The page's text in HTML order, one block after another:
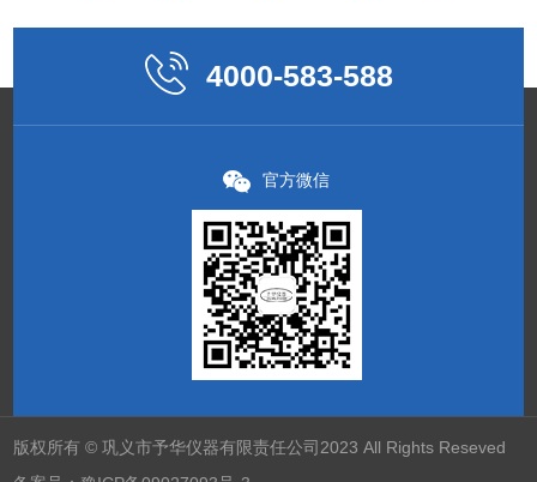
4000-583-588
官方微信
版权所有 © 巩义市予华仪器有限责任公司2023 All Rights Reseved